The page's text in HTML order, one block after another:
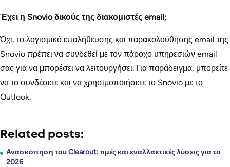
Έχει η Snovio δικούς της διακομιστές email;
Όχι, το λογισμικό επαλήθευσης και παρακολούθησης email της
Snovio πρέπει να συνδεθεί με τον πάροχο υπηρεσιών email
σας για να μπορέσει να λειτουργήσει. Για παράδειγμα, μπορείτε
να το συνδέσετε και να χρησιμοποιήσετε το Snovio με το
Outlook.
Related posts:
Ανασκόπηση του Clearout: τιμές και εναλλακτικές λύσεις για το
2026